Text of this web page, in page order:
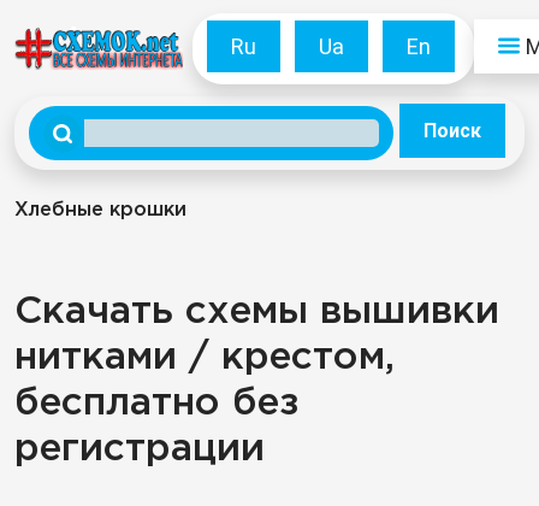
Ru Ua En
Поиск
Хлебные крошки
Скачать схемы вышивки
нитками / крестом,
бесплатно без
регистрации